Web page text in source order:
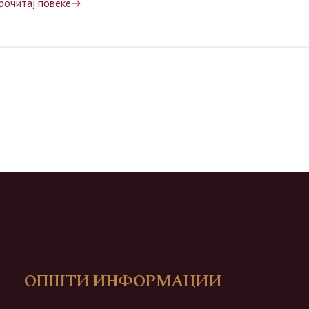
ОПШТИ ИНФОРМАЦИИ